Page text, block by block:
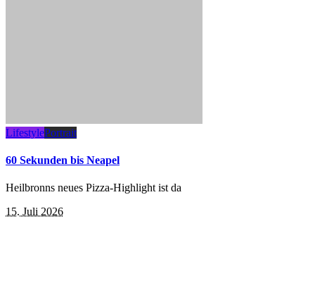
LifestylePortrait
60 Sekunden bis Neapel
Heilbronns neues Pizza-Highlight ist da
15. Juli 2026